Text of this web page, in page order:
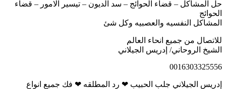
حل المشاكل – قضاء الحوائج – سد الديون – تيسير الامور – قضاء
الحوائج
المشاكل النفسيه والعصبيه وكل شئ
للاتصال من جميع انحاء العالم
الشيخ الروحاني/ إدريس الجيلاني
0016303325556
إدريس الجيلاني جلب الحبيب ❤ رد المطلقه ❤ فك جميع انواع